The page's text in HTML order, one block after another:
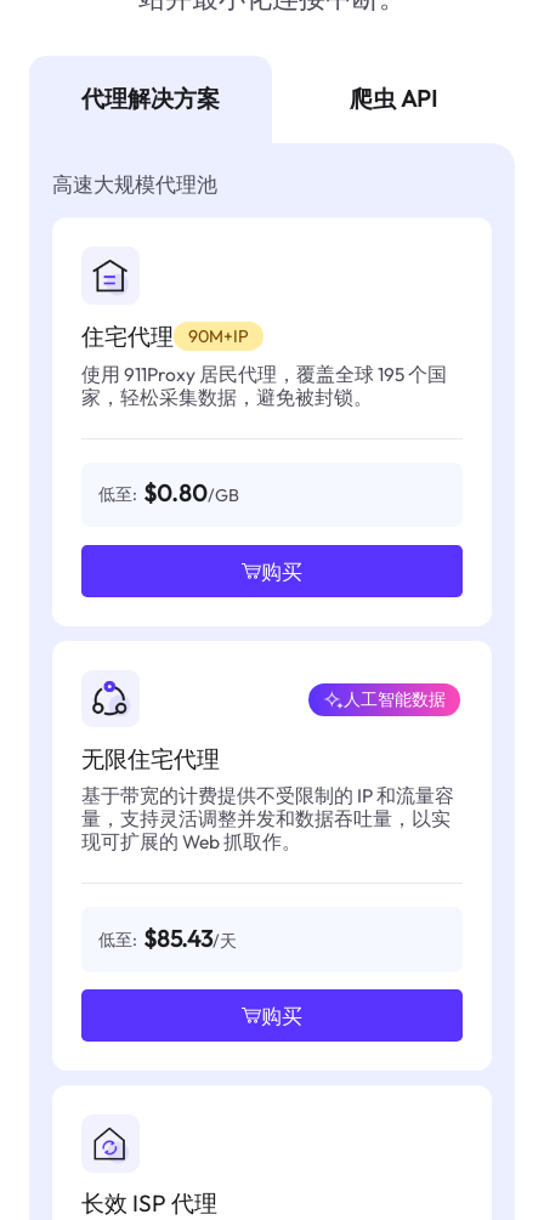
代理解决方案 爬虫 API
高速大规模代理池
住宅代理 90M+IP
使用 911Proxy 居民代理，覆盖全球 195 个国
家，轻松采集数据，避免被封锁。
低至: $0.80/GB
购买
无限住宅代理
人工智能数据
基于带宽的计费提供不受限制的 IP 和流量容
量，支持灵活调整并发和数据吞吐量，以实
现可扩展的 Web 抓取作。
低至: $85.43/天
购买
长效 ISP 代理